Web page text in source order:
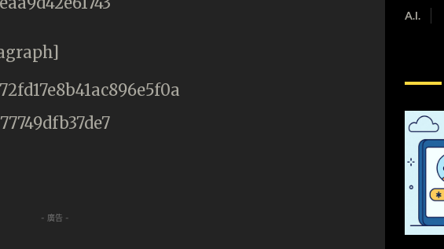
- 廣告 -
A.I.